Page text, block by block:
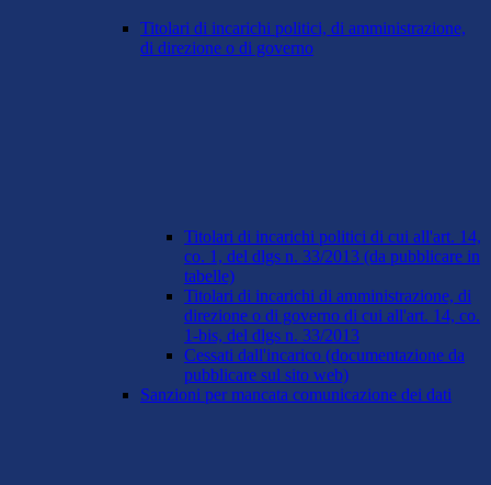
Titolari di incarichi politici, di amministrazione,
di direzione o di governo
Titolari di incarichi politici di cui all'art. 14,
co. 1, del dlgs n. 33/2013 (da pubblicare in
tabelle)
Titolari di incarichi di amministrazione, di
direzione o di governo di cui all'art. 14, co.
1-bis, del dlgs n. 33/2013
Cessati dall'incarico (documentazione da
pubblicare sul sito web)
Sanzioni per mancata comunicazione dei dati